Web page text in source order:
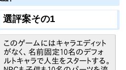
選評案その1
このゲームにはキャラエディット
がなく、名前固定10名のデフォ
ルトキャラで人生をスタートする。